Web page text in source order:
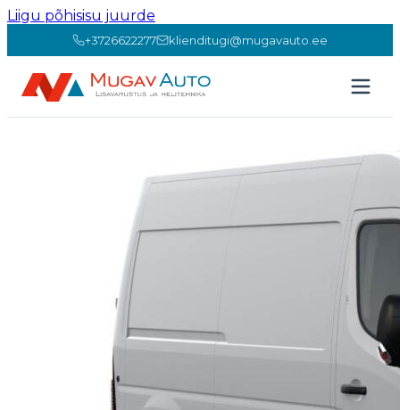
Liigu põhisisu juurde
+3726622277 klienditugi@mugavauto.ee